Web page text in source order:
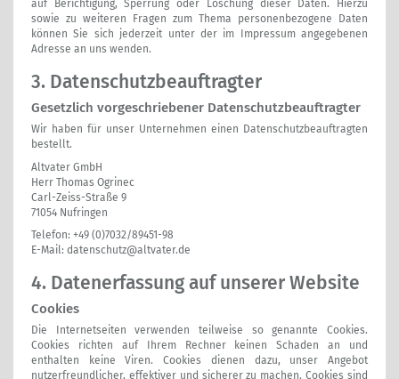
auf Berichtigung, Sperrung oder Löschung dieser Daten. Hierzu
sowie zu weiteren Fragen zum Thema personenbezogene Daten
können Sie sich jederzeit unter der im Impressum angegebenen
Adresse an uns wenden.
3. Datenschutzbeauftragter
Gesetzlich vorgeschriebener Datenschutzbeauftragter
Wir haben für unser Unternehmen einen Datenschutzbeauftragten
bestellt.
Altvater GmbH
Herr Thomas Ogrinec
Carl-Zeiss-Straße 9
71054 Nufringen
Telefon: +49 (0)7032/89451-98
E-Mail: datenschutz@altvater.de
4. Datenerfassung auf unserer Website
Cookies
Die Internetseiten verwenden teilweise so genannte Cookies.
Cookies richten auf Ihrem Rechner keinen Schaden an und
enthalten keine Viren. Cookies dienen dazu, unser Angebot
nutzerfreundlicher, effektiver und sicherer zu machen. Cookies sind